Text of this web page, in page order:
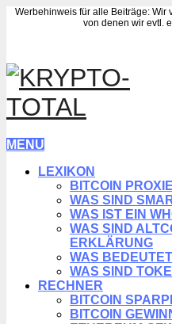
Werbehinweis für alle Beiträge: Wir
von denen wir evtl.
MENU
LEXIKON
BITCOIN
WAS SIND
WAS IST EIN
WAS SIND
ERKLÄRUNG
WAS
WAS SIND
RECHNER
BITCOIN
BITCOIN